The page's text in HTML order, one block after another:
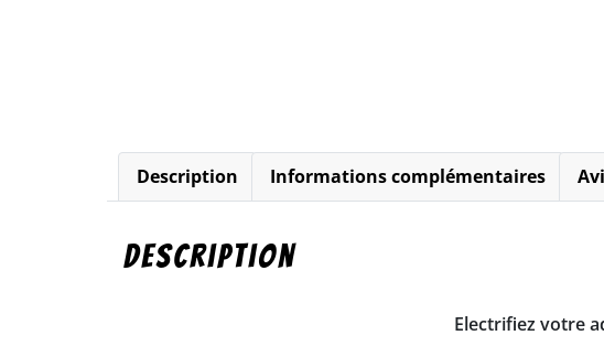
Description Informations complémentaires
Description
Electrifiez votre